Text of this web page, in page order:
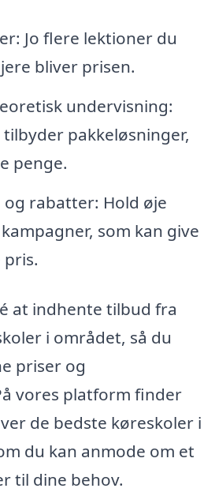
Jo flere lektioner du
bliver prisen.
undervisning:
pakkeløsninger,
penge.
og rabatter: Hold øje
som kan give
at indhente tilbud fra
i området, så du
priser og
vores platform finder
de bedste køreskoler i
du kan anmode om et
til dine behov.